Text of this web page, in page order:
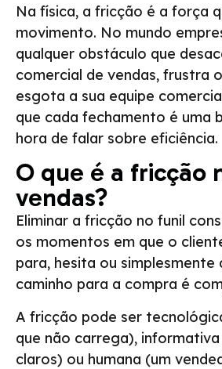
Na física, a fricção é a força
movimento. No mundo
qualquer obstáculo que
comercial de vendas, frustra
esgota a sua equipe
que cada fechamento é uma
hora de falar sobre eficiência.
O que é a fricção
vendas?
Eliminar a fricção no funil
os momentos em que o
para, hesita ou simplesmente
caminho para a compra é
A fricção pode ser
que não carrega),
claros) ou humana (um